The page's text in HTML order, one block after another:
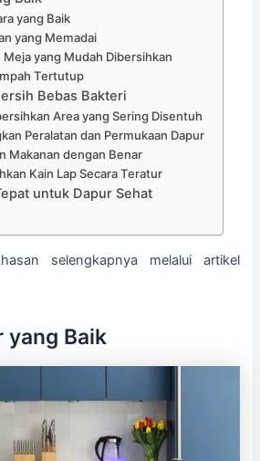
yang Baik
yang Memadai
Meja yang Mudah Dibersihkan
Tertutup
Bebas Bakteri
Area yang Sering Disentuh
Peralatan dan Permukaan Dapur
Makanan dengan Benar
Kain Lap Secara Teratur
untuk Dapur Sehat
selengkapnya melalui artikel
yang Baik